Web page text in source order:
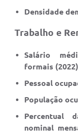
Densidade
Trabalho e
Salário
formais
Pessoal
População
Percentual
nominal